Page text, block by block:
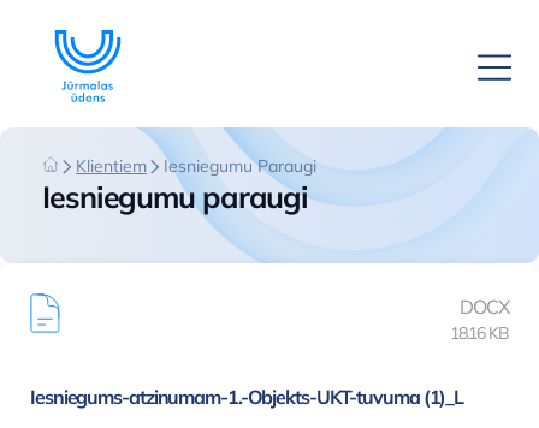
Klientiem Iesniegumu Paraugi
Iesniegumu paraugi
DOCX
18.16 KB
Iesniegums-atzinumam-1.-Objekts-UKT-tuvuma (1)_L